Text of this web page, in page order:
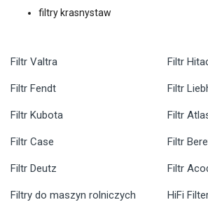
filtry krasnystaw
Filtr Valtra
Filtr Fendt
Filtr Kubota
Filtr Case
Filtr Deutz
Filtr
Filtr
Filtr
Filtr
Filtr
Filtry do maszyn rolniczych HiFi